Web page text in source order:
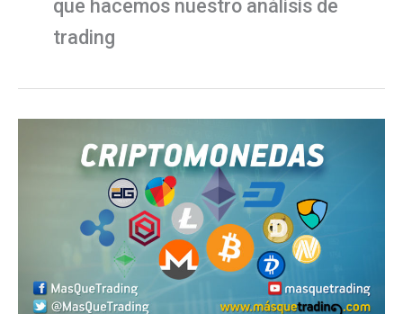
que hacemos nuestro análisis de
trading